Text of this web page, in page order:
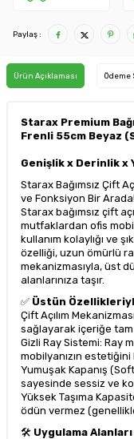
Paylaş :
Ürün Açıklaması Ödeme
Starax Premium
Frenli 55cm Beyaz
Genişlik x Derinlik x
Starax Bağımsız Çift
ve Fonksiyon Bir Arada!
Starax bağımsız çift
mutfaklardan ofis
kullanım kolaylığı ve
özelliği, uzun ömürlü
mekanizmasıyla, üst
alanlarınıza taşır.
✅ Üstün
Çift Açılım
sağlayarak içeriğe tam
Gizli Ray Sistemi: Ray
mobilyanızın estetiğini
Yumuşak Kapanış
sayesinde sessiz ve
Yüksek Taşıma
ödün vermez
🛠 Uygulama Alanları